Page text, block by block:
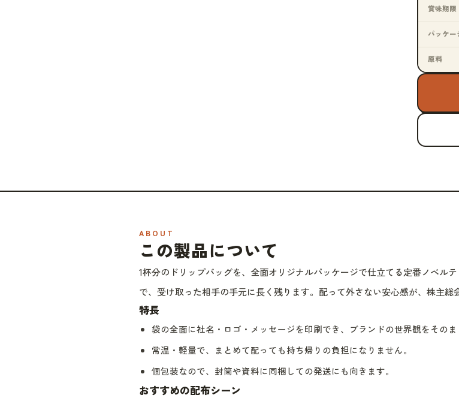
賞味期限
パッケー
原料
ABOUT
この製品について
1杯分のドリップバッグを、全面オリジナルパッケージで仕立てる定番ノベル
で、受け取った相手の手元に長く残ります。配って外さない安心感が、株主総
特長
袋の全面に社名・ロゴ・メッセージを印刷でき、ブランドの世界観をそのま
常温・軽量で、まとめて配っても持ち帰りの負担になりません。
個包装なので、封筒や資料に同梱しての発送にも向きます。
おすすめの配布シーン